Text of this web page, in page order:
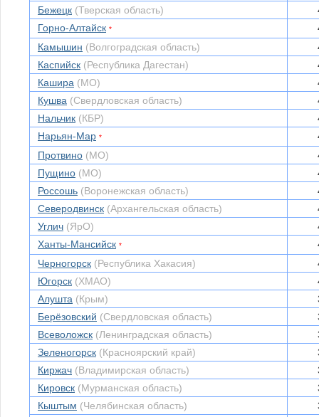
Бежецк (Тверская область)
Горно-Алтайск *
Камышин (Волгоградская область)
Каспийск (Республика Дагестан)
Кашира (МО)
Кушва (Свердловская область)
Нальчик (КБР)
Нарьян-Мар *
Протвино (МО)
Пущино (МО)
Россошь (Воронежская область)
Северодвинск (Архангельская область)
Углич (ЯрО)
Ханты-Мансийск *
Черногорск (Республика Хакасия)
Югорск (ХМАО)
Алушта (Крым)
Берёзовский (Свердловская область)
Всеволожск (Ленинградская область)
Зеленогорск (Красноярский край)
Киржач (Владимирская область)
Кировск (Мурманская область)
Кыштым (Челябинская область)